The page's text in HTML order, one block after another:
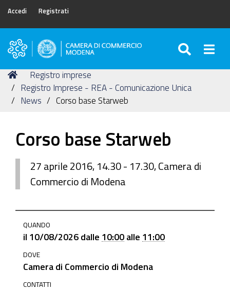
Accedi Registrati
Camera
Commercio
di
Modena
Tu
sei
qui:
Home
Registro imprese
Registro Imprese - REA - Comunicazione Unica
News
Corso base Starweb
Corso base Starweb
27 aprile 2016, 14.30 - 17.30, Camera di
Commercio di Modena
imprese/registro-
imprese-
rea-
comunicazione-
unica/news/corso-
QUANDO
il 10/08/2026 dalle 10:00 alle 11:00
DOVE
Camera di Commercio di Modena
CONTATTI